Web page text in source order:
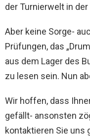
der Turnierwelt in
Aber keine Sorge-
Prüfungen, das
aus dem Lager des
zu lesen sein. Nun
Wir hoffen, dass
gefällt- ansonsten
kontaktieren Sie uns